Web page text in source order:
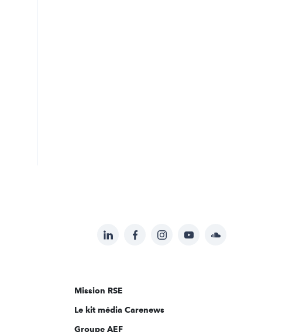
Suivez-
sur:
LinkedInFacebookInstagramYouTubeSoundcloud
Mission RSE
Le kit média Carenews
Groupe AEF